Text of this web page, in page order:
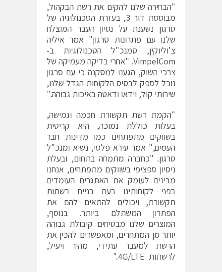
"הבחירה שלנו להקים את רשת הבקהול,
מבוססת דור 3, בעזרת הטכנולוגיה של
סרגון נשענת על נסיון העבר המוצלח
שלנו עם פתרונות סרגון" אמר איליה
צ'וליוקין, סמנכ"ל הטכנולוגיות ב-
VimpelCom. "אחרי בדיקה מעמיקה של
צרכי השוק, הגענו למסקנה כי עם סרגון
נוכל לספק לבסיס הלקוחות הגדל שלנו,
שירותי קול, וידאו ודאטה באיכות גבוהה."
"הקמת רשת תקשורת חכמה וגמישה,
בעלות כוללת נמוכה, היא קריטית
בשווקים מתפתחים כמו מדינות חבר
העמים," אמר עירא פלטי, נשיא ומנכ"ל
סרגון. "כחברה מתמחה בתחום, ובעלת
ניסיון ספציפי בשווקים מתפתחים, אנחנו
מבינים לעומק את האתגרים העומדים
בפני לקוחותינו בעת בניית רשתות
תקשורת, ויכולים להתאים להם את
הפתרון המשתלם ביותר. בנוסף,
המוצרים שלנו מבטיחים קיבולת גבוהה
יותר מן המתחרים, ומאפשרים להכין את
הרשת למעבר עתידי, מהיר ויעיל,
לרשתות 4G/LTE."